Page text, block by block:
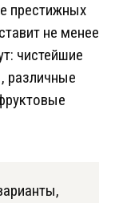
престижных
не менее
чистейшие
различные